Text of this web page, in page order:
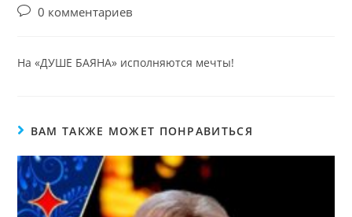
0 комментариев
На «ДУШЕ БАЯНА» исполняются мечты!
ВАМ ТАКЖЕ МОЖЕТ ПОНРАВИТЬСЯ